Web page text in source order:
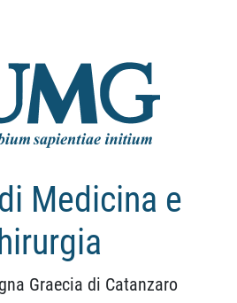
Medicina e
Graecia di Catanzaro